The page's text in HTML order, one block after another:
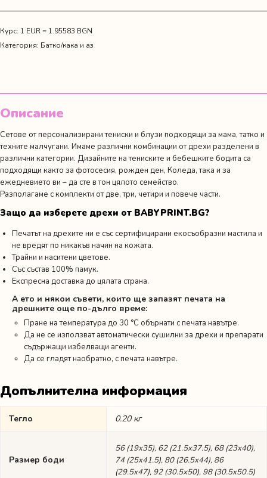
боди
с
Маус
Курс: 1 EUR = 1.95583 BGN
Категория: Батко/кака и аз
Описание
Сетове от персонализирани тениски и блузи подходящи за мама, татко и
техните малчугани. Имаме различни комбинации от дрехи разделени в
различни категории. Дизайните на тениските и бебешките бодита са
подходящи както за фотосесия, рожден ден, Коледа, така и за
ежедневието ви – да сте в тон цялото семейство.
Разполагаме с комплекти от две, три, четири и повече части.
Защо да изберете дрехи от BABYPRINT.BG?
Печатът на дрехите ни е със сертифицирани екосъобразни мастила и
не вредят по никакъв начин на кожата.
Трайни и наситени цветове.
Със състав 100% памук.
Експресна доставка до цялата страна.
А ето и някои съвети, които ще запазят печата на
дрешките още по-дълго време:
Пране на температура до 30 °C обърнати с печата навътре.
Да не се използват автоматически сушилни за дрехи и препарати
съдържащи избелващи агенти.
Да се гладят наобратно, с печата навътре.
Допълнителна информация
Тегло 0.20 кг
Размер боди
56 (19х35), 62 (21.5х37.5), 68 (23х40),
74 (25х41.5), 80 (26.5х44), 86
(29.5х47), 92 (30.5х50), 98 (30.5х50.5)